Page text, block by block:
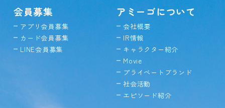
会員募集
アプリ会員募集
カード会員募集
LINE会員募集
アミーゴについて
会社概要
IR情報
キャラクター紹介
Movie
プライベートブランド
社会活動
エピソード紹介